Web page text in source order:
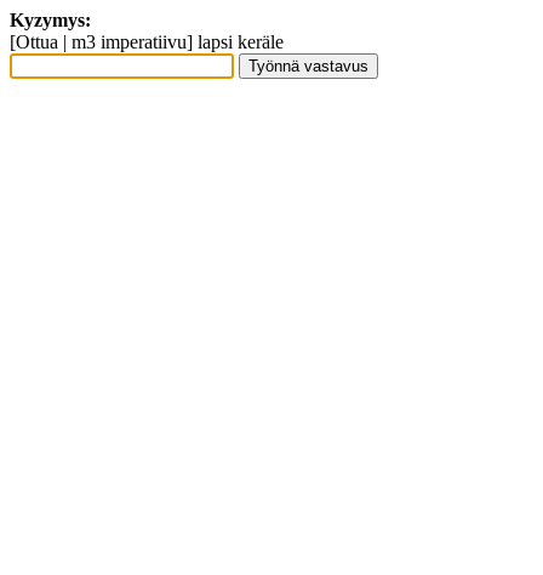
Kyzymys:
[Ottua | m3 imperatiivu] lapsi keräle